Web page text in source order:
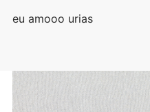
eu amooo urias